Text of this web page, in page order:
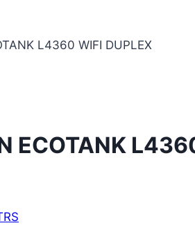
L4360 WIFI DUPLEX
ECOTANK